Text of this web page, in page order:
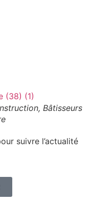
Bâtisseurs
suivre l’actualité